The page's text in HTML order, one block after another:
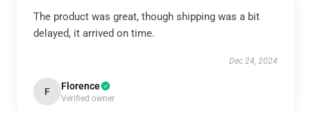
The product was great, though shipping was a bit
delayed, it arrived on time.
Dec 24, 2024
F Florence
Verified owner